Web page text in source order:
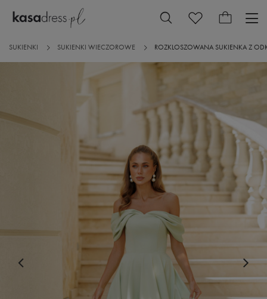
SUKIENKI SUKIENKI WIECZOROWE ROZKLOSZOWANA SUKIENKA Z